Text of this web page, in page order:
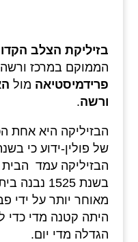
בזיליקת הצלב
הממוקם במרכז
פרידמיסטיאה מול
ורשה.
הבזיליקה היא אחת
הבזיליקה עמד
בשנת
מאוחר יותר על ידי
היתה קטנה מדי כדי
הגדלה מדי יום.